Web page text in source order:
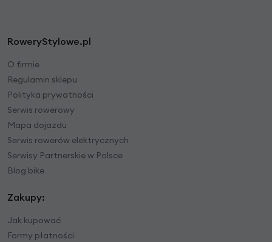
RoweryStylowe.pl
O firmie
Regulamin sklepu
Polityka prywatności
Serwis rowerowy
Mapa dojazdu
Serwis rowerów elektrycznych
Serwisy Partnerskie w Polsce
Blog bike
Zakupy:
Jak kupować
Formy płatności